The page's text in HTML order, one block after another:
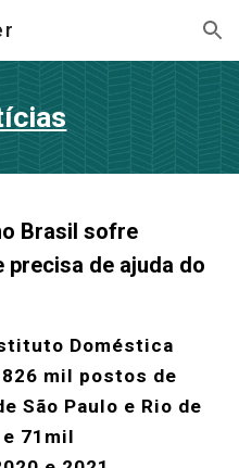
Skip to navigation
Brasil sofre
precisa de ajuda do
Doméstica
mil postos de
São Paulo e Rio de
71mil